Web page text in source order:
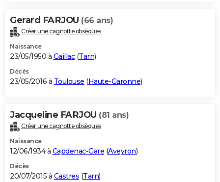
Gerard FARJOU (66 ans)
Créer une cagnotte obsèques
Naissance
23/05/1950 à Gaillac(Tarn)
Décès
23/05/2016 à Toulouse (Haute-Garonne)
Jacqueline FARJOU (81 ans)
Créer une cagnotte obsèques
Naissance
12/06/1934 à Capdenac-Gare (Aveyron)
Décès
20/07/2015 à Castres (Tarn)